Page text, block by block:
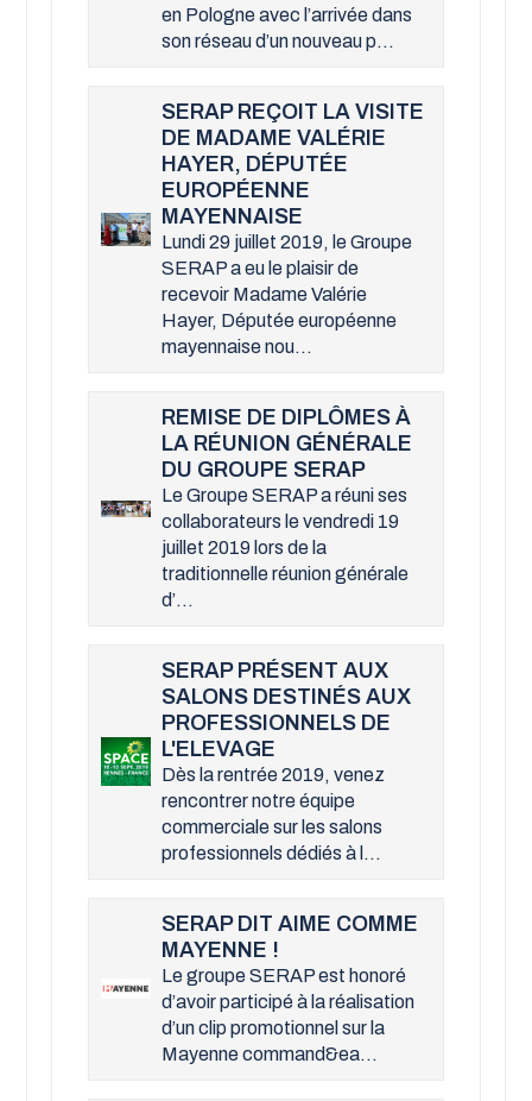
en Pologne avec l’arrivée dans
son réseau d’un nouveau p...
SERAP REÇOIT LA VISITE
DE MADAME VALÉRIE
HAYER, DÉPUTÉE
EUROPÉENNE
MAYENNAISE
Lundi 29 juillet 2019, le Groupe
SERAP a eu le plaisir de
recevoir Madame Valérie
Hayer, Députée européenne
mayennaise nou...
REMISE DE DIPLÔMES À
LA RÉUNION GÉNÉRALE
DU GROUPE SERAP
Le Groupe SERAP a réuni ses
collaborateurs le vendredi 19
juillet 2019 lors de la
traditionnelle réunion générale
d’...
SERAP PRÉSENT AUX
SALONS DESTINÉS AUX
PROFESSIONNELS DE
L'ELEVAGE
Dès la rentrée 2019, venez
rencontrer notre équipe
commerciale sur les salons
professionnels dédiés à l...
SERAP DIT AIME COMME
MAYENNE !
Le groupe SERAP est honoré
d’avoir participé à la réalisation
d’un clip promotionnel sur la
Mayenne command&ea...